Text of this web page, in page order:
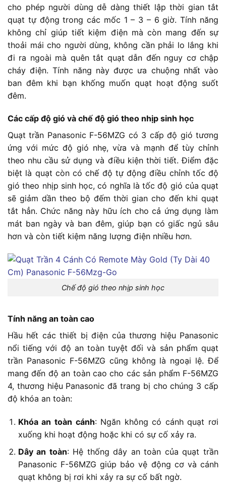
cho phép người dùng dễ dàng thiết lập thời gian tắt
quạt tự động trong các mốc 1 – 3 – 6 giờ. Tính năng
không chỉ giúp tiết kiệm điện mà còn mang đến sự
thoải mái cho người dùng, không cần phải lo lắng khi
đi ra ngoài mà quên tắt quạt dẫn đến nguy cơ chập
cháy điện. Tính năng này được ưa chuộng nhất vào
ban đêm khi bạn khống muốn quạt hoạt động suốt
đêm.
Các cấp độ gió và chế độ gió theo nhịp sinh học
Quạt trần Panasonic F-56MZG có 3 cấp độ gió tương
ứng với mức độ gió nhẹ, vừa và mạnh để tùy chỉnh
theo nhu cầu sử dụng và điều kiện thời tiết. Điểm đặc
biệt là quạt còn có chế độ tự động điều chỉnh tốc độ
gió theo nhịp sinh học, có nghĩa là tốc độ gió của quạt
sẽ giảm dần theo bộ đếm thời gian cho đến khi quạt
tắt hẳn. Chức năng này hữu ích cho cả ứng dụng làm
mát ban ngày và ban đêm, giúp bạn có giấc ngủ sâu
hơn và còn tiết kiệm năng lượng điện nhiều hơn.
Chế độ gió theo nhịp sinh học
Tính năng an toàn cao
Hầu hết các thiết bị điện của thương hiệu Panasonic
nổi tiếng với độ an toàn tuyệt đối và sản phẩm quạt
trần Panasonic F-56MZG cũng không là ngoại lệ. Để
mang đến độ an toàn cao cho các sản phẩm F-56MZG
4, thương hiệu Panasonic đã trang bị cho chúng 3 cấp
độ khóa an toàn:
Khóa an toàn cánh: Ngăn không có cánh quạt rơi
xuống khi hoạt động hoặc khi có sự cố xảy ra.
Dây an toàn: Hệ thống dây an toàn của quạt trần
Panasonic F-56MZG giúp bảo vệ động cơ và cánh
quạt không bị rơi khi xảy ra sự cố bất ngờ.